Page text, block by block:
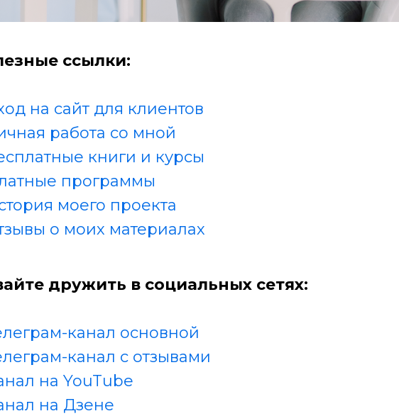
ссылки:
на сайт для клиентов
работа со мной
книги и курсы
программы
моего проекта
о моих материалах
дружить в социальных сетях:
канал основной
канал с отзывами
на YouTube
на Дзене